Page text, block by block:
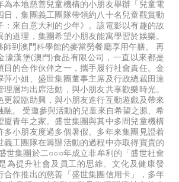
為本地慈善兒童機構的小朋友舉辦「兒童電
日，集團義工團隊帶領約八十名兒童觀賞動
：來自意大利的少年》。該電影以有趣的故
道理，集團希望小朋友能寓學習於娛樂。
師到澳門科學館的麥當勞餐廳享用午膳。 再
濠漢堡(澳門)食品有限公司，一直以來都是
目的合作伙伴之一，攜手履行社會責任。金
萍小姐、盛世集團董事主席及行政總裁田達
層均出席活動，與小朋友共享歡樂時光。
更親臨助興，與小朋友進行互動遊戲及帶來
融。 受邀參與活動的兒童來自希望之源、希
廈青年之家。盛世集團與其中多間兒童機構
多小朋友度過多個暑假。多年來集團見證着
義工團隊在籌辦活動的過程中亦取得寶貴的
世集團於二○○○年成立非牟利的「盛世社會
為提升社會及員工的思維、文化及健康發
合作推出的慈善「盛世集團信用卡」，多年